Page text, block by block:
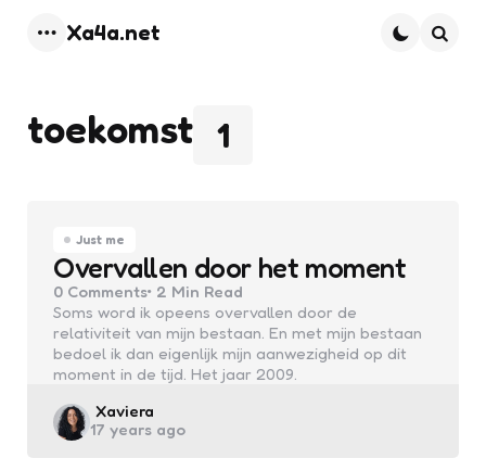
Xa4a.net
1
toekomst
Just me
Overvallen door het moment
0 Comments 2 Min Read
Soms word ik opeens overvallen door de
relativiteit van mijn bestaan. En met mijn bestaan
bedoel ik dan eigenlijk mijn aanwezigheid op dit
moment in de tijd. Het jaar 2009.
Posted
by
Xaviera
17 years ago